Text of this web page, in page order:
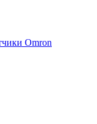
Omron